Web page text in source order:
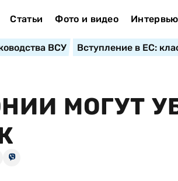
Статьи Фото и видео Интервью
ВСУ Вступление в ЕС:
МОГУТ